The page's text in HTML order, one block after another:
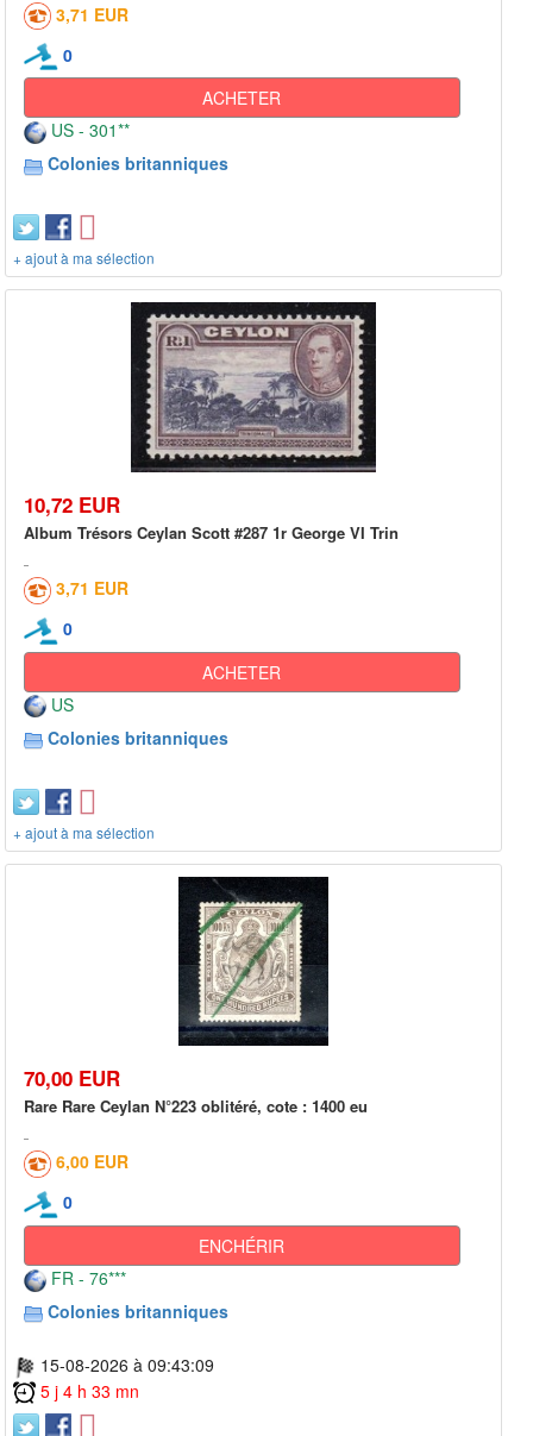
3,71 EUR
0
ACHETER
US - 301**
Colonies britanniques
+ ajout à ma sélection
10,72 EUR
Album Trésors Ceylan Scott #287 1r George VI Trin
3,71 EUR
0
ACHETER
US
Colonies britanniques
+ ajout à ma sélection
70,00 EUR
Rare Rare Ceylan N°223 oblitéré, cote : 1400 eu
6,00 EUR
0
ENCHÉRIR
FR - 76***
Colonies britanniques
15-08-2026 à 09:43:09
5 j 4 h 33 mn